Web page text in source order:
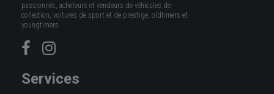
passionnés, acheteurs et vendeurs de véhicules de
collection, voitures de sport et de prestige, oldtimers et
youngtimers.
Services